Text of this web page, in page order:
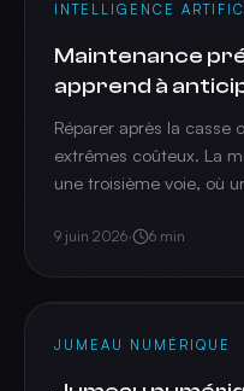
INTELLIGENCE
Maintenance
apprend à
Réparer après la casse
extrêmes coûteux. La
une troisième voie, où
9 juin 2026· 6 min
JUMEAU NUMÉRIQUE